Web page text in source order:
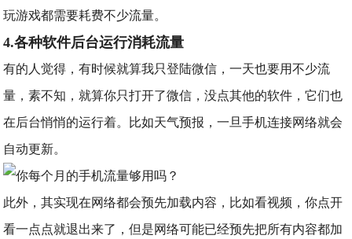
玩游戏都需要耗费不少流量。
4.各种软件后台运行消耗流量
有的人觉得，有时候就算我只登陆微信，一天也要用不少流
量，素不知，就算你只打开了微信，没点其他的软件，它们也
在后台悄悄的运行着。比如天气预报，一旦手机连接网络就会
自动更新。
此外，其实现在网络都会预先加载内容，比如看视频，你点开
看一点点就退出来了，但是网络可能已经预先把所有内容都加